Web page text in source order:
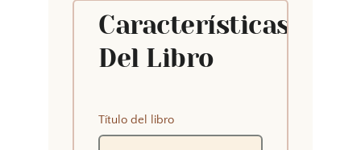
Características
Del Libro
Título del libro